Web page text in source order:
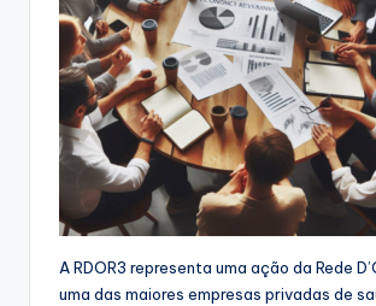
A RDOR3 representa uma ação da Rede
uma das maiores empresas privadas de